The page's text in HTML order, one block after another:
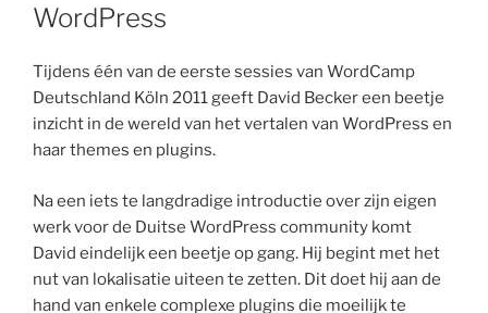
WordPress
Tijdens één van de eerste sessies van WordCamp
Deutschland Köln 2011 geeft David Becker een beetje
inzicht in de wereld van het vertalen van WordPress en
haar themes en plugins.
Na een iets te langdradige introductie over zijn eigen
werk voor de Duitse WordPress community komt
David eindelijk een beetje op gang. Hij begint met het
nut van lokalisatie uiteen te zetten. Dit doet hij aan de
hand van enkele complexe plugins die moeilijk te